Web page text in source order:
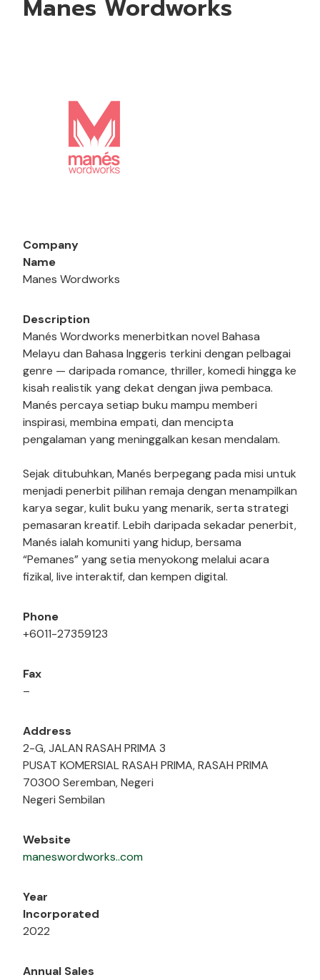
Manes Wordworks
Company
Name
Manes Wordworks
Description
Manés Wordworks menerbitkan novel Bahasa
Melayu dan Bahasa Inggeris terkini dengan pelbagai
genre — daripada romance, thriller, komedi hingga ke
kisah realistik yang dekat dengan jiwa pembaca.
Manés percaya setiap buku mampu memberi
inspirasi, membina empati, dan mencipta
pengalaman yang meninggalkan kesan mendalam.
Sejak ditubuhkan, Manés berpegang pada misi untuk
menjadi penerbit pilihan remaja dengan menampilkan
karya segar, kulit buku yang menarik, serta strategi
pemasaran kreatif. Lebih daripada sekadar penerbit,
Manés ialah komuniti yang hidup, bersama
“Pemanes” yang setia menyokong melalui acara
fizikal, live interaktif, dan kempen digital.
Phone
+6011-27359123
Fax
–
Address
2-G, JALAN RASAH PRIMA 3
PUSAT KOMERSIAL RASAH PRIMA, RASAH PRIMA
70300 Seremban, Negeri
Negeri Sembilan
Website
maneswordworks..com
Year
Incorporated
2022
Annual Sales